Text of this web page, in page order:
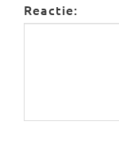
Reactie: